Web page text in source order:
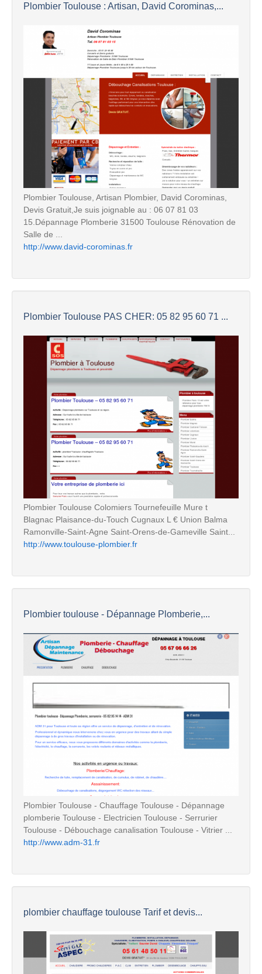
Plombier Toulouse : Artisan, David Corominas,...
Plombier Toulouse, Artisan Plombier, David Corominas,
Devis Gratuit,Je suis joignable au : 06 07 81 03
15.Dépannage Plomberie 31500 Toulouse Rénovation de
Salle de ...
http://www.david-corominas.fr
Plombier Toulouse PAS CHER: 05 82 95 60 71 ...
Plombier Toulouse Colomiers Tournefeuille Mure t
Blagnac Plaisance-du-Touch Cugnaux L € Union Balma
Ramonville-Saint-Agne Saint-Orens-de-Gameville Saint...
http://www.toulouse-plombier.fr
Plombier toulouse - Dépannage Plomberie,...
Plombier Toulouse - Chauffage Toulouse - Dépannage
plomberie Toulouse - Electricien Toulouse - Serrurier
Toulouse - Débouchage canalisation Toulouse - Vitrier ...
http://www.adm-31.fr
plombier chauffage toulouse Tarif et devis...